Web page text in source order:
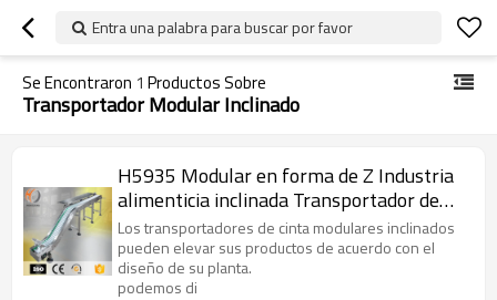
Entra una palabra para buscar por favor
Se Encontraron 1 Productos Sobre
Transportador Modular Inclinado
H5935 Modular en forma de Z Industria
alimenticia inclinada Transportador de
cinta modular con calas
Los transportadores de cinta modulares inclinados
pueden elevar sus productos de acuerdo con el
diseño de su planta.
podemos di